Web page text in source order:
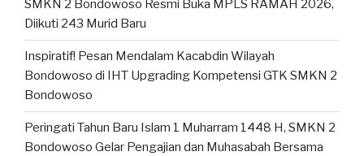
SMKN 2 Bondowoso Resmi Buka MPLS RAMAH 2026,
Diikuti 243 Murid Baru
Inspiratif! Pesan Mendalam Kacabdin Wilayah
Bondowoso di IHT Upgrading Kompetensi GTK SMKN 2
Bondowoso
Peringati Tahun Baru Islam 1 Muharram 1448 H, SMKN 2
Bondowoso Gelar Pengajian dan Muhasabah Bersama